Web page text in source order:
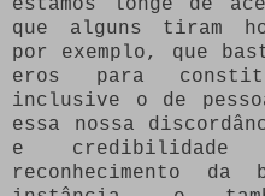
estamos longe de
que alguns tiram
por exemplo, que
eros para
inclusive o de
essa nossa
e credibilidade
reconhecimento da